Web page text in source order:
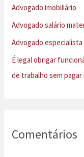
p
o
r
:
Advogado imobiliário
Advogado salário
Advogado
É legal obrigar
de trabalho sem
Comentários